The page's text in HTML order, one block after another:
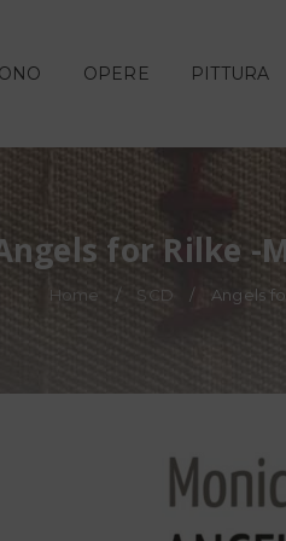
OPERE PITTURA
for Rilke -
Home / SCD / Angels